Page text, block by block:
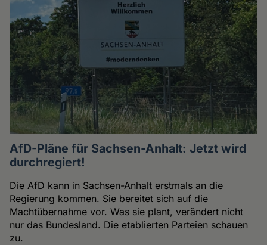
AfD-Pläne für Sachsen-Anhalt: Jetzt wird
durchregiert!
Die AfD kann in Sachsen-Anhalt erstmals an die
Regierung kommen. Sie bereitet sich auf die
Machtübernahme vor. Was sie plant, verändert nicht
nur das Bundesland. Die etablierten Parteien schauen
zu.